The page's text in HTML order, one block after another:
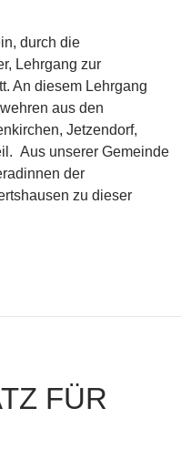
durch die
Lehrgang zur
An diesem Lehrgang
aus den
Jetzendorf,
Aus unserer Gemeinde
der
zu dieser
FÜR